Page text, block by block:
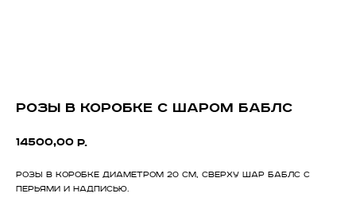
Розы в коробке с шаром баблс
14500,00 р.
Розы в коробке диаметром 20 см, сверху шар баблс с
перьями и надписью.